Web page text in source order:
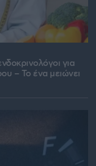
για
– Το ένα μειώνει